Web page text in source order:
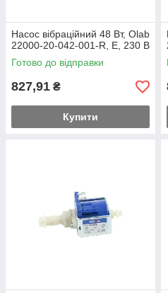
Насос вібраційний 48 Вт, Olab
22000-20-042-001-R, E, 230 В
Готово до відправки
827,91 ₴
Купити